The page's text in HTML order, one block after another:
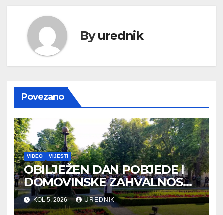
Byurednik
Povezano
VIDEO VIJESTI
OBILJEŽEN DAN POBJEDE I
DOMOVINSKE ZAHVALNOSTI
TE DAN HRVATSKIH
BRANITELJA
KOL 5, 2026 UREDNIK